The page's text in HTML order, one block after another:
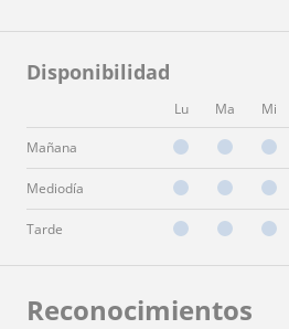
Disponibilidad
Lu Ma Mi
Mañana
Mediodía
Tarde
Reconocimientos